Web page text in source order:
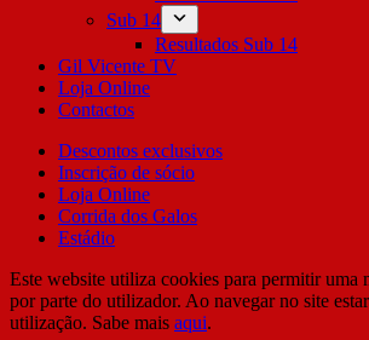
Sub 14
Resultados Sub 14
Gil Vicente TV
Loja Online
Contactos
Descontos exclusivos
Inscrição de sócio
Loja Online
Corrida dos Galos
Estádio
Este website utiliza cookies para permitir uma
por parte do utilizador. Ao navegar no site
utilização. Sabe mais aqui.